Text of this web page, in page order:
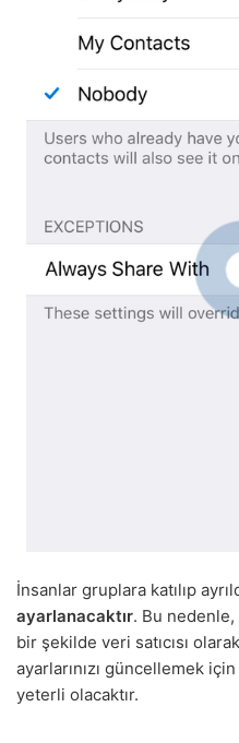
İnsanlar gruplara katılıp
ayarlanacaktır. Bu
bir şekilde veri satıcısı
ayarlarınızı güncellemek
yeterli olacaktır.